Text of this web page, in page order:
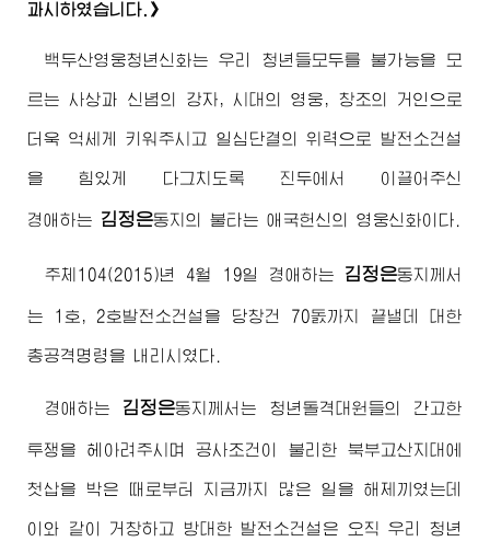
과시하였습니다.》
백두산영웅청년신화는 우리 청년들모두를 불가능을 모
르는 사상과 신념의 강자, 시대의 영웅, 창조의 거인으로
더욱 억세게 키워주시고 일심단결의 위력으로 발전소건설
을 힘있게 다그치도록 진두에서 이끌어주신
경애하는 김정은동지 의 불타는 애국헌신의 영웅신화이다.
주체104(2015)년 4월 19일 경애하는 김정은동지 께서
는 1호, 2호발전소건설을 당창건 70돐까지 끝낼데 대한
총공격명령을 내리시였다.
경애하는 김정은동지 께서는 청년돌격대원들의 간고한
투쟁을 헤아려주시며 공사조건이 불리한 북부고산지대에
첫삽을 박은 때로부터 지금까지 많은 일을 해제끼였는데
이와 같이 거창하고 방대한 발전소건설은 오직 우리 청년